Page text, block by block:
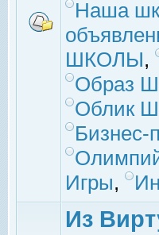
Наша
ШКОЛЫ,
Образ
Облик
Бизнес-
Игры,
Из